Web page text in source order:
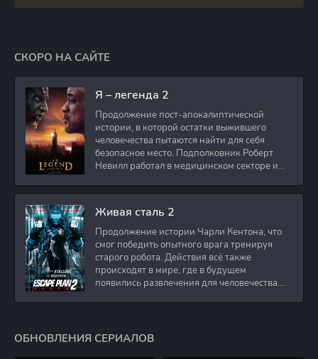
СКОРО НА САЙТЕ
Я – легенда 2
Продолжение пост-апокалиптической
истории, в которой остатки выжившего
человечества пытаются найти для себя
безопасное место. Подполковник Роберт
Невилл работал в медицинском секторе и
Живая сталь 2
Продолжение истории Чарли Кентона, что
смог победить опытного врага тренируя
старого робота. Действия всё также
происходят в мире, где в будущем
появились развлечения для человечества.
ОБНОВЛЕНИЯ СЕРИАЛОВ